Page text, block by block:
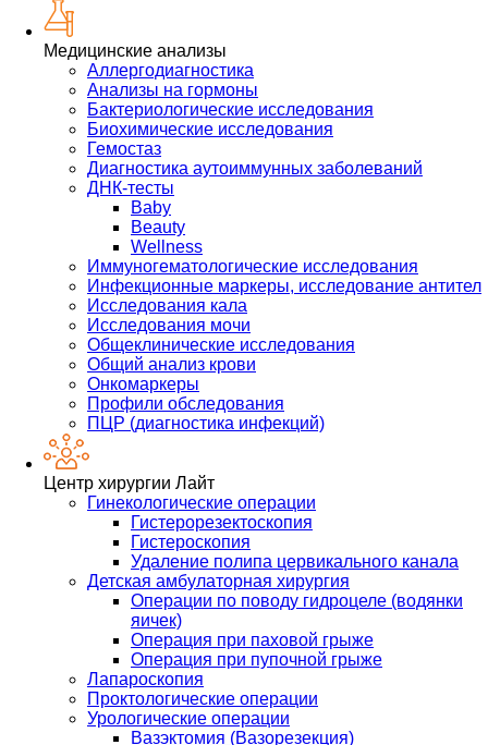
Медицинские анализы
Аллергодиагностика
Анализы на гормоны
Бактериологические исследования
Биохимические исследования
Гемостаз
Диагностика аутоиммунных заболеваний
ДНК-тесты
Baby
Beauty
Wellness
Иммуногематологические исследования
Инфекционные маркеры, исследование антител
Исследования кала
Исследования мочи
Общеклинические исследования
Общий анализ крови
Онкомаркеры
Профили обследования
ПЦР (диагностика инфекций)
Центр хирургии Лайт
Гинекологические операции
Гистерорезектоскопия
Гистероскопия
Удаление полипа цервикального канала
Детская амбулаторная хирургия
Операции по поводу гидроцеле (водянки
яичек)
Операция при паховой грыже
Операция при пупочной грыже
Лапароскопия
Проктологические операции
Урологические операции
Вазэктомия (Вазорезекция)